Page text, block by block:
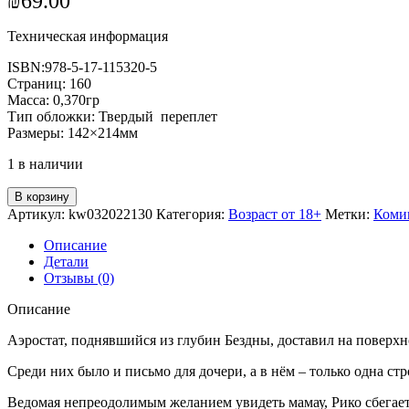
Техническая информация
ISBN:978-5-17-115320-5
Страниц: 160
Масса: 0,370гр
Тип обложки: Твердый переплет
Размеры: 142×214мм
1 в наличии
В корзину
Артикул: kw032022130 Категория: Возраст от 18+ Метки:
Описание
Детали
Отзывы (0)
Описание
Аэростат, поднявшийся из глубин Бездны, доставил на
Среди них было и письмо для дочери, а в нём – только одна
Ведомая непреодолимым желанием увидеть мамау, Рико